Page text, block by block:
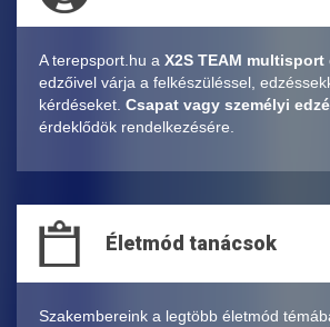
A terepsport.hu a X2S TEAM multisport
edzőivel várja a felkészüléssel,
kérdéseket. Csapat vagy személyi
érdeklődök rendelkezésére.
Életmód tanácsok
Szakembereink a legtöbb életmód